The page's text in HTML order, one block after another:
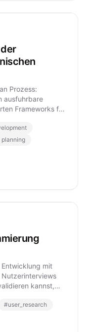
Prozess:
ausfuhrbare
Frameworks fur
mit
kannst,
#user_research